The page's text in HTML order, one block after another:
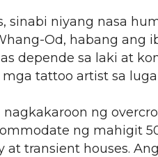
sinabi niyang nasa
Od, habang ang
depende sa laki at
tattoo artist sa
ng
ng mahigit
transient houses.